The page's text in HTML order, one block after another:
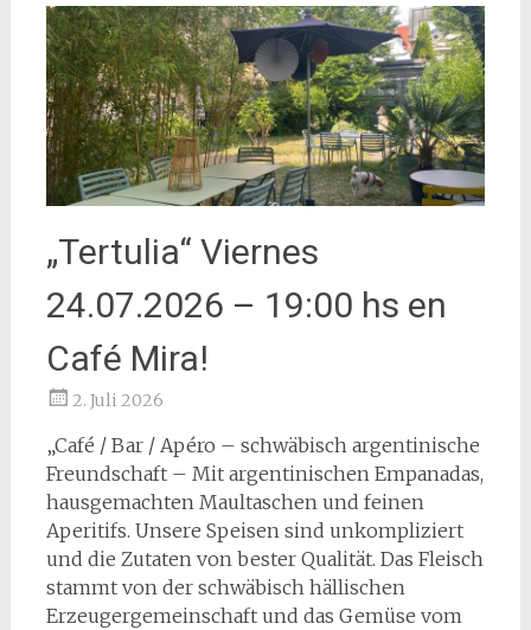
„Tertulia“ Viernes
24.07.2026 – 19:00 hs en
Café Mira!
2. Juli 2026
„Café / Bar / Apéro – schwäbisch argentinische
Freundschaft – Mit argentinischen Empanadas,
hausgemachten Maultaschen und feinen
Aperitifs. Unsere Speisen sind unkompliziert
und die Zutaten von bester Qualität. Das Fleisch
stammt von der schwäbisch hällischen
Erzeugergemeinschaft und das Gemüse vom